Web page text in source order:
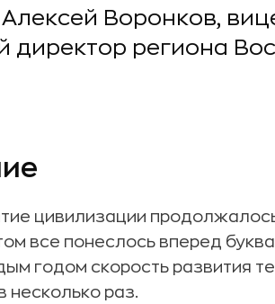
Воронков,
директор региона
цивилизации
все понеслось вперед
годом скорость развития
несколько раз.